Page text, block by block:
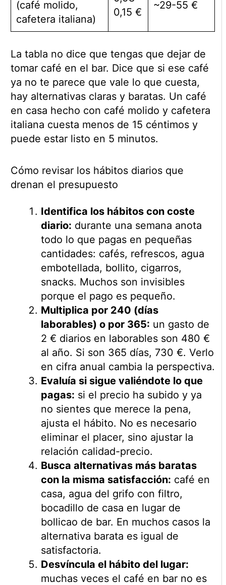
(café molido,
cafetera italiana)
0,15 €
~29-55 €
La tabla no dice que tengas que dejar de
tomar café en el bar. Dice que si ese café
ya no te parece que vale lo que cuesta,
hay alternativas claras y baratas. Un café
en casa hecho con café molido y cafetera
italiana cuesta menos de 15 céntimos y
puede estar listo en 5 minutos.
Cómo revisar los hábitos diarios que
drenan el presupuesto
Identifica los hábitos con coste
diario: durante una semana anota
todo lo que pagas en pequeñas
cantidades: cafés, refrescos, agua
embotellada, bollito, cigarros,
snacks. Muchos son invisibles
porque el pago es pequeño.
Multiplica por 240 (días
laborables) o por 365: un gasto de
2 € diarios en laborables son 480 €
al año. Si son 365 días, 730 €. Verlo
en cifra anual cambia la perspectiva.
Evaluía si sigue valiéndote lo que
pagas: si el precio ha subido y ya
no sientes que merece la pena,
ajusta el hábito. No es necesario
eliminar el placer, sino ajustar la
relación calidad-precio.
Busca alternativas más baratas
con la misma satisfacción: café en
casa, agua del grifo con filtro,
bocadillo de casa en lugar de
bollicao de bar. En muchos casos la
alternativa barata es igual de
satisfactoria.
Desvíncula el hábito del lugar:
muchas veces el café en bar no es